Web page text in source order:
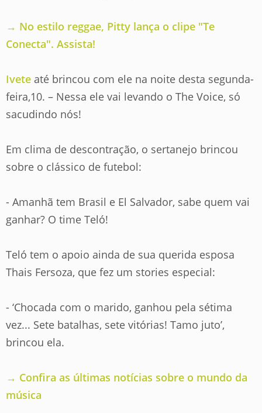
→ No estilo reggae, Pitty lança o clipe "Te
Conecta". Assista!
Ivete até brincou com ele na noite desta segunda-
feira,10. – Nessa ele vai levando o The Voice, só
sacudindo nós!
Em clima de descontração, o sertanejo brincou
sobre o clássico de futebol:
- Amanhã tem Brasil e El Salvador, sabe quem vai
ganhar? O time Teló!
Teló tem o apoio ainda de sua querida esposa
Thais Fersoza, que fez um stories especial:
- ‘Chocada com o marido, ganhou pela sétima
vez... Sete batalhas, sete vitórias! Tamo juto’,
brincou ela.
→ Confira as últimas notícias sobre o mundo da
música